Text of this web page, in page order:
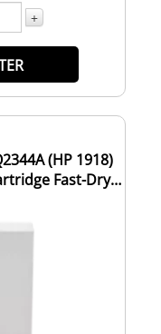
+
(HP 1918)
Fast-Dry